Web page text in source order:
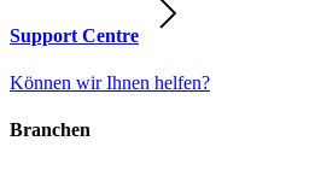
Support Centre
Können wir Ihnen helfen?
Branchen